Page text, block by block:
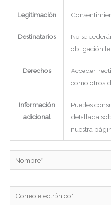
Legitimación
Destinatarios
No se
obligación
Derechos
Acceder,
como otros
Información
adicional
Puedes
detallada
nuestra
Nombre*
electrónico*